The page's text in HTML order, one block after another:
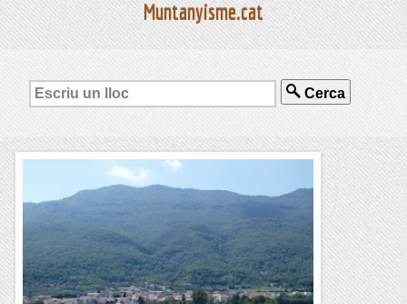
Muntanyisme.cat
Cerca